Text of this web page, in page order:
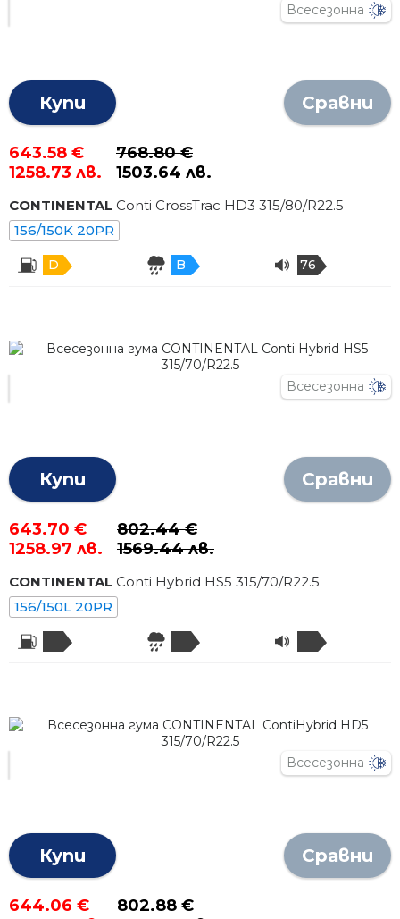
Всесезонна
Купи Сравни
643.58 €
1258.73 лв.
768.80 €
1503.64 лв.
CONTINENTAL Conti CrossTrac HD3 315/80/R22.5
156/150K 20PR
D B 76
Всесезонна
Купи Сравни
643.70 €
1258.97 лв.
802.44 €
1569.44 лв.
CONTINENTAL Conti Hybrid HS5 315/70/R22.5
156/150L 20PR
Всесезонна
Купи Сравни
644.06 €
802.88 €